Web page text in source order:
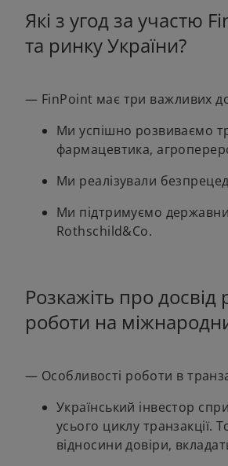
Які з угод за участю
та ринку України?
— FinPoint має три важливих
Ми успішно розвиваємо
фармацевтика,
Ми реалізували
Ми підтримуємо
Rothschild&Co.
Розкажіть про
роботи на
— Особливості роботи в
Український інвестор
усього циклу транзакції.
відносини довіри,